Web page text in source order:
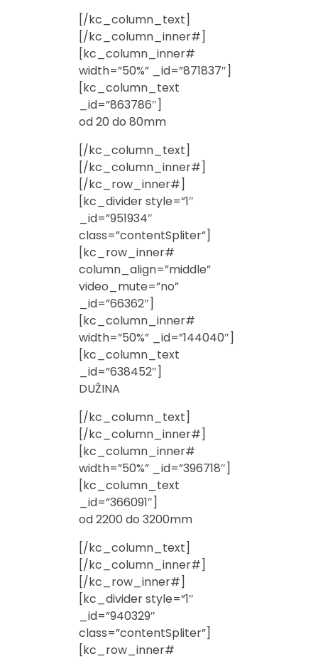
[/kc_column_text]
[/kc_column_inner#]
[kc_column_inner#
width=”50%” _id=”871837″]
[kc_column_text
_id=”863786″]
od 20 do 80mm
[/kc_column_text]
[/kc_column_inner#]
[/kc_row_inner#]
[kc_divider style=”1″
_id=”951934″
class=”contentSpliter”]
[kc_row_inner#
column_align=”middle”
video_mute=”no”
_id=”66362″]
[kc_column_inner#
width=”50%” _id=”144040″]
[kc_column_text
_id=”638452″]
DUŽINA
[/kc_column_text]
[/kc_column_inner#]
[kc_column_inner#
width=”50%” _id=”396718″]
[kc_column_text
_id=”366091″]
od 2200 do 3200mm
[/kc_column_text]
[/kc_column_inner#]
[/kc_row_inner#]
[kc_divider style=”1″
_id=”940329″
class=”contentSpliter”]
[kc_row_inner#